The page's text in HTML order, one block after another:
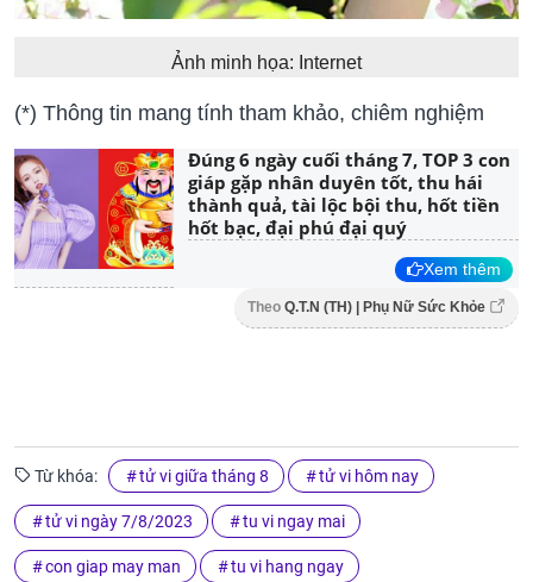
Ảnh minh họa: Internet
(*) Thông tin mang tính tham khảo, chiêm nghiệm
Đúng 6 ngày cuối tháng 7, TOP 3 con
giáp gặp nhân duyên tốt, thu hái
thành quả, tài lộc bội thu, hốt tiền
hốt bạc, đại phú đại quý
Xem thêm
Theo Q.T.N (TH) | Phụ Nữ Sức Khỏe
Từ khóa: tử vi giữa tháng 8 tử vi hôm nay
tử vi ngày 7/8/2023 tu vi ngay mai
con giap may man tu vi hang ngay